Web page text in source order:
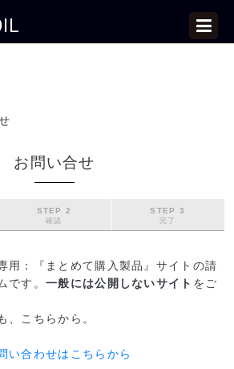
お問い合せ
STEP 2
確認
STEP 3
完了
用：『まとめて購入製品』サイトの請
です。 一般には公開しないサイト をご
、こちらから。
い合わせはこちらから